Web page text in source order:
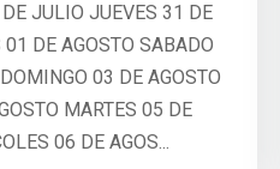
JULIO JUEVES 31 DE
DE AGOSTO SABADO
03 DE AGOSTO
MARTES 05 DE
06 DE AGOS...